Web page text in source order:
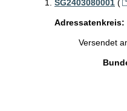
SG2403080001 (
Adressatenkreis:
Versendet